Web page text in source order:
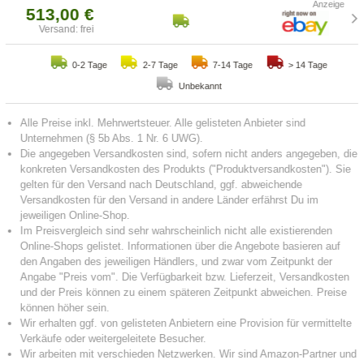
513,00 €
Versand: frei
0-2 Tage 2-7 Tage 7-14 Tage > 14 Tage
Unbekannt